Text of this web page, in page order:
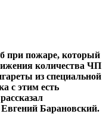
при пожаре, который
количества ЧП
из специальной
с этим есть
Барановский.